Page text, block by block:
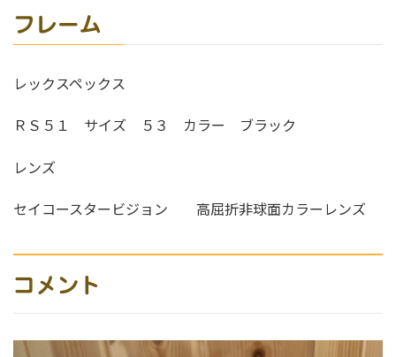
フレーム
レックスペックス
ＲＳ５１ サイズ ５３ カラー ブラック
レンズ
セイコースタービジョン 高屈折非球面カラーレンズ
コメント